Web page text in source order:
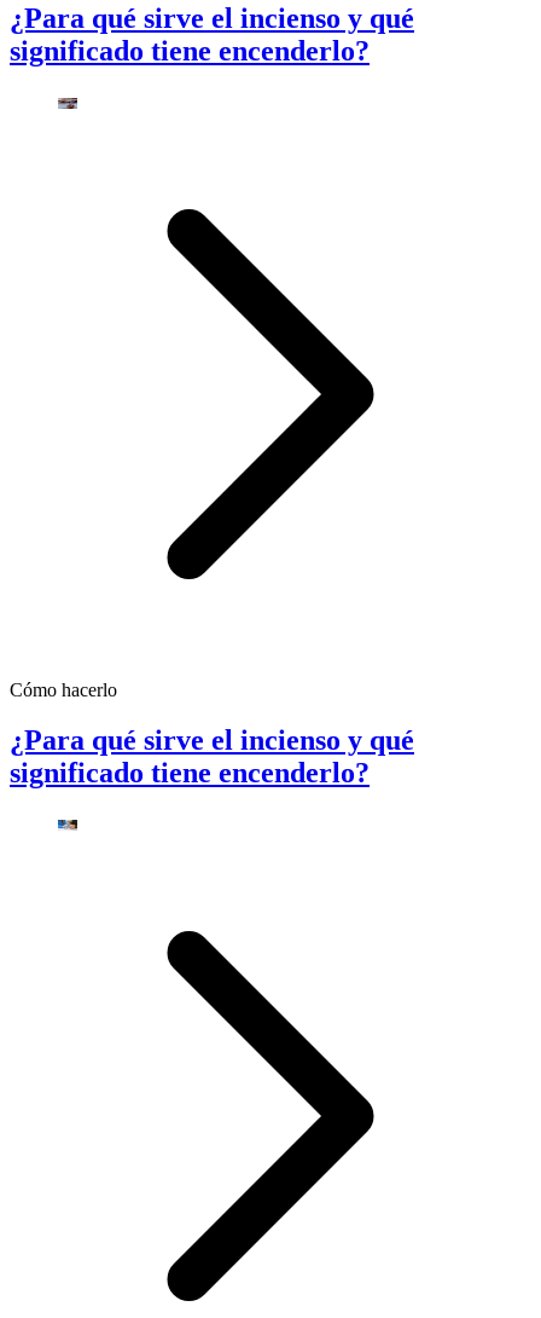
¿Para qué sirve el incienso y qué
significado tiene encenderlo?
Cómo hacerlo
¿Para qué sirve el incienso y qué
significado tiene encenderlo?